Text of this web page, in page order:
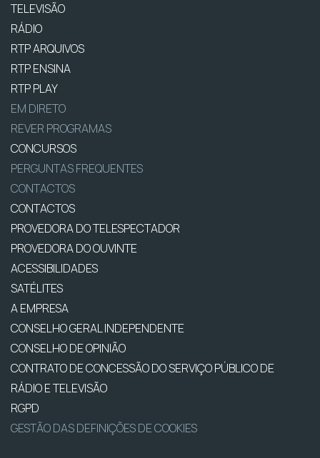
TELEVISÃO
RÁDIO
RTP ARQUIVOS
RTP ENSINA
RTP PLAY
EM DIRETO
REVER PROGRAMAS
CONCURSOS
PERGUNTAS FREQUENTES
CONTACTOS
CONTACTOS
PROVEDORA DO TELESPECTADOR
PROVEDORA DO OUVINTE
ACESSIBILIDADES
SATÉLITES
A EMPRESA
CONSELHO GERAL INDEPENDENTE
CONSELHO DE OPINIÃO
CONTRATO DE CONCESSÃO DO SERVIÇO PÚBLICO DE
RÁDIO E TELEVISÃO
RGPD
GESTÃO DAS DEFINIÇÕES DE COOKIES